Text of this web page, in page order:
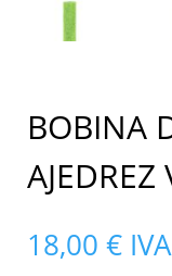
BOBINA
18,00 €